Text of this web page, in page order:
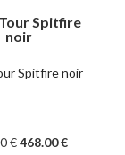
Spitfire
noir
Spitfire noir
€468.00€